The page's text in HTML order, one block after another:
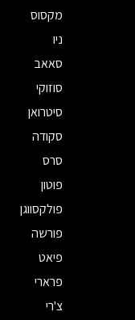
מקסוס
ניו
סאאב
סוזוקי
סיטרואן
סקודה
סרס
פוטון
פולקסווגן
פורשה
פיאט
פרארי
צ'רי